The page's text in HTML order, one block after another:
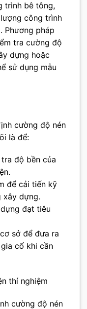
trình bê tông,
công trình
Phương pháp
tra cường độ
dựng hoặc
sử dụng mẫu
cường độ nén
là để:
độ bền của
để cải tiến kỹ
xây dựng.
đạt tiêu
sở để đưa ra
cố khi cần
thí nghiệm
cường độ nén